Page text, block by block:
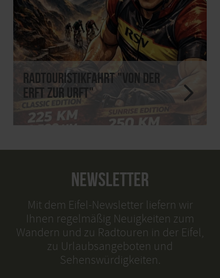
Radtouristikfahrt "Von der
Erft zur Urft"
NEWSLETTER
Mit dem Eifel-Newsletter liefern wir
Ihnen regelmäßig Neuigkeiten zum
Wandern und zu Radtouren in der Eifel,
zu Urlaubsangeboten und
Sehenswürdigkeiten.